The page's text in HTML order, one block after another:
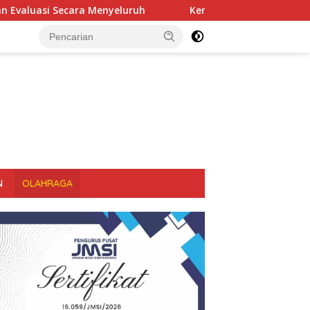
Kembali Pimpin 0PS Miras Di 18 Kecamatan
OLAHRAGA